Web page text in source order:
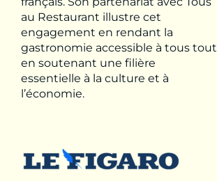
au Restaurant illustre cet
engagement en rendant la
gastronomie accessible à tous tout
en soutenant une filière
essentielle à la culture et à
l’économie.